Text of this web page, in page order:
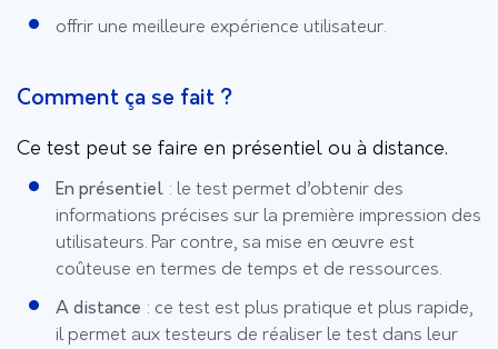
offrir une meilleure expérience utilisateur.
Comment ça se fait ?
Ce test peut se faire en présentiel ou à distance.
En présentiel : le test permet d’obtenir des
informations précises sur la première impression des
utilisateurs. Par contre, sa mise en œuvre est
coûteuse en termes de temps et de ressources.
A distance : ce test est plus pratique et plus rapide,
il permet aux testeurs de réaliser le test dans leur